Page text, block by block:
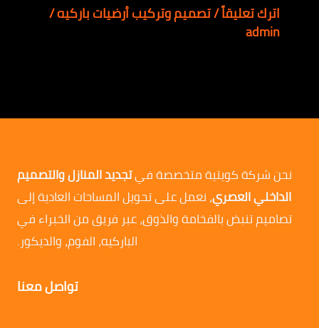
اترك تعليقاً/تصميم وتركيب أرضيات باركيه/
admin
نحن شركة كويتية متخصصة فيتجديد المنازل والتصميم
الداخلي العصري، نعمل على تحويل المساحات العادية إلى
تصاميم تنبض بالفخامة والذوق، عبر فريق من الخبراء في
الباركيه، الفوم، والديكور.
تواصل معنا